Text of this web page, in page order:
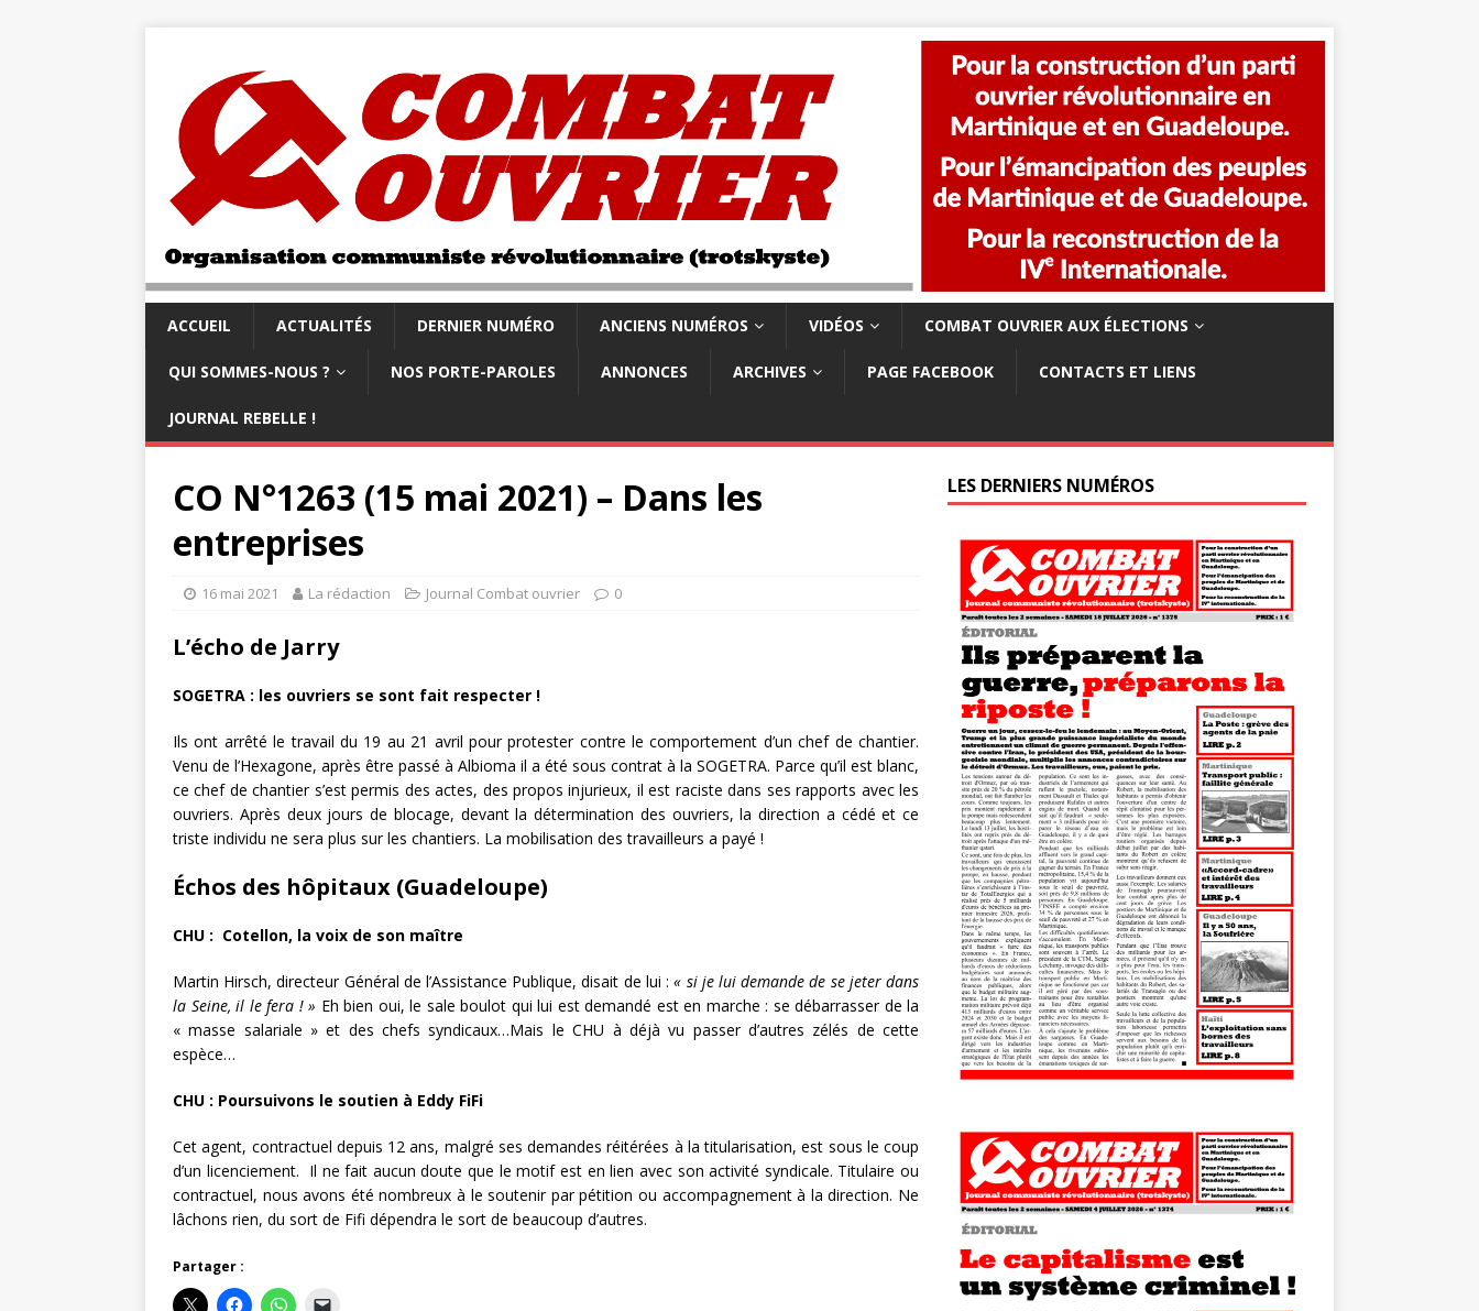
ACCUEIL ACTUALITÉS DERNIER NUMÉRO ANCIENS NUMÉROS VIDÉOS COMBAT OUVRIER AUX ÉLECTIONS
QUI SOMMES-NOUS ? NOS PORTE-PAROLES ANNONCES ARCHIVES PAGE FACEBOOK CONTACTS ET LIENS
JOURNAL REBELLE !
CO N°1263 (15 mai 2021) – Dans les
entreprises
16 mai 2021 La rédaction Journal Combat ouvrier 0
L’écho de Jarry
SOGETRA : les ouvriers se sont fait respecter !
Ils ont arrêté le travail du 19 au 21 avril pour protester contre le comportement d’un chef de chantier.
Venu de l’Hexagone, après être passé à Albioma il a été sous contrat à la SOGETRA. Parce qu’il est blanc,
ce chef de chantier s’est permis des actes, des propos injurieux, il est raciste dans ses rapports avec les
ouvriers. Après deux jours de blocage, devant la détermination des ouvriers, la direction a cédé et ce
triste individu ne sera plus sur les chantiers. La mobilisation des travailleurs a payé !
Échos des hôpitaux (Guadeloupe)
CHU : Cotellon, la voix de son maître
Martin Hirsch, directeur Général de l’Assistance Publique, disait de lui :« si je lui demande de se jeter dans
la Seine, il le fera ! » Eh bien oui, le sale boulot qui lui est demandé est en marche : se débarrasser de la
« masse salariale » et des chefs syndicaux…Mais le CHU à déjà vu passer d’autres zélés de cette
espèce…
CHU : Poursuivons le soutien à Eddy FiFi
Cet agent, contractuel depuis 12 ans, malgré ses demandes réitérées à la titularisation, est sous le coup
d’un licenciement. Il ne fait aucun doute que le motif est en lien avec son activité syndicale. Titulaire ou
contractuel, nous avons été nombreux à le soutenir par pétition ou accompagnement à la direction. Ne
lâchons rien, du sort de Fifi dépendra le sort de beaucoup d’autres.
Partager :
LES DERNIERS NUMÉROS